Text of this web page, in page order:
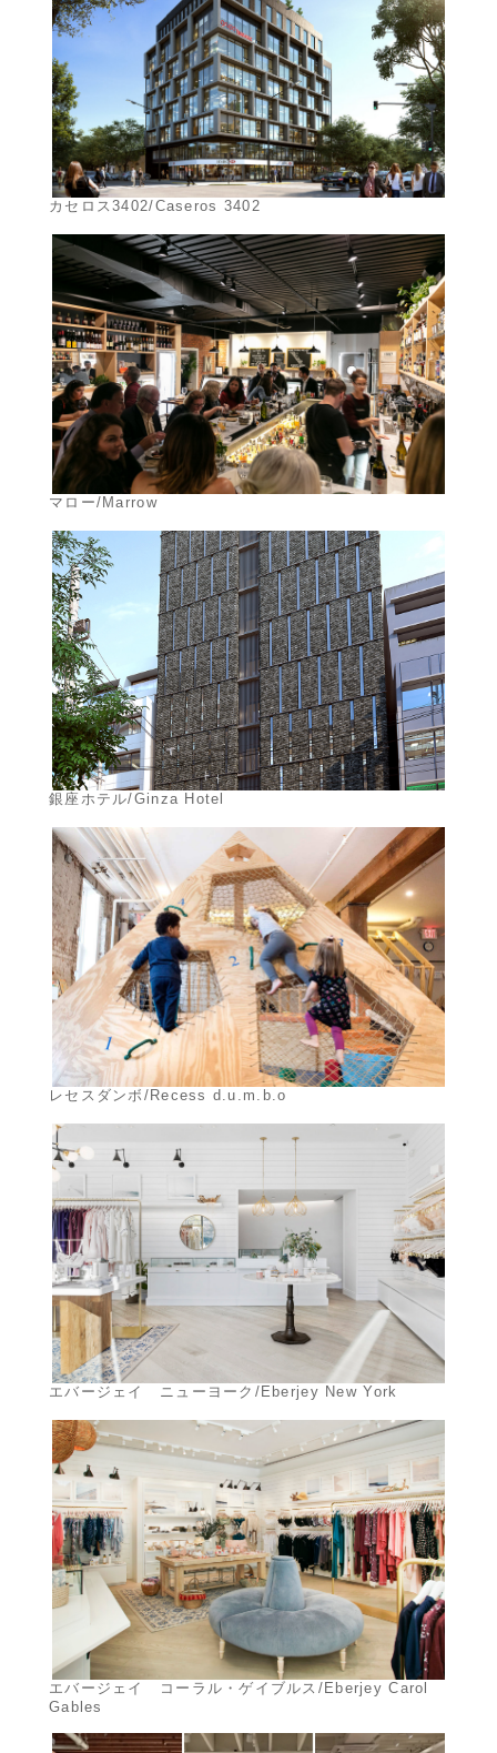
カセロス3402/Caseros 3402
マロー/Marrow
銀座ホテル/Ginza Hotel
レセスダンボ/Recess d.u.m.b.o
エバージェイ ニューヨーク/Eberjey New York
エバージェイ コーラル・ゲイブルス/Eberjey Carol
Gables